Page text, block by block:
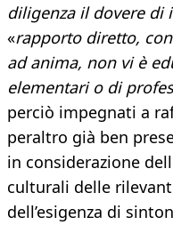
diligenza il dovere di
«rapporto diretto,
ad anima, non vi è
elementari o di
perciò impegnati a
peraltro già ben
in considerazione
culturali delle
dell’esigenza di